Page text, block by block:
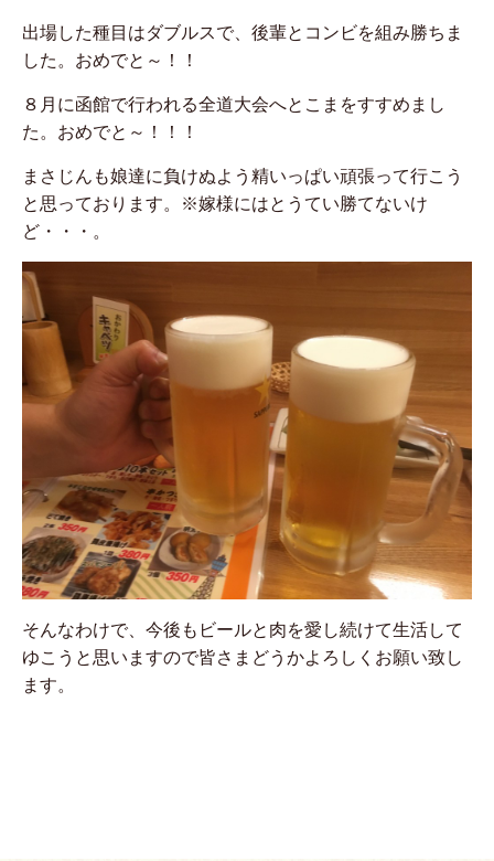
出場した種目はダブルスで、後輩とコンビを組み勝ちま
した。おめでと～！！
８月に函館で行われる全道大会へとこまをすすめまし
た。おめでと～！！！
まさじんも娘達に負けぬよう精いっぱい頑張って行こう
と思っております。※嫁様にはとうてい勝てないけ
ど・・・。
そんなわけで、今後もビールと肉を愛し続けて生活して
ゆこうと思いますので皆さまどうかよろしくお願い致し
ます。